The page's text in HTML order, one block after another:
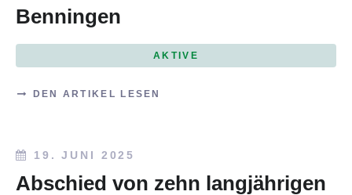
Benningen
AKTIVE
DEN ARTIKEL LESEN
19. JUNI 2025
Abschied von zehn langjährigen